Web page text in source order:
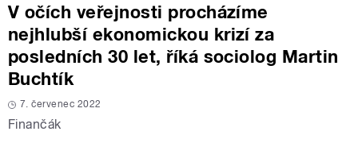
V očích veřejnosti procházíme
nejhlubší ekonomickou krizí za
posledních 30 let, říká sociolog Martin
Buchtík
7. červenec 2022
Finančák